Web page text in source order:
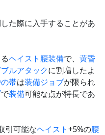
した際に入手することがあ
ヘイスト 腰装備で、 黄昏
ルアタックに割増したよ
帯は装備ジョブが限られ
で装備可能な点が特長であ
引可能なヘイスト+5%の腰